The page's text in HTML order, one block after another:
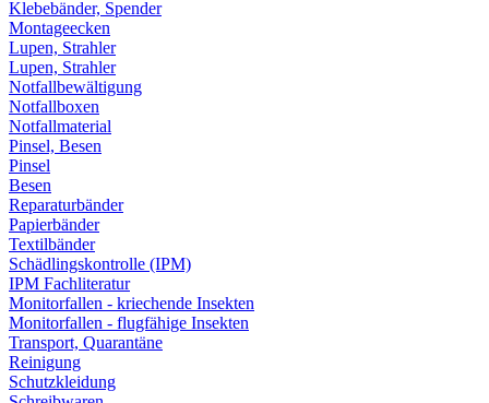
Klebebänder, Spender
Montageecken
Lupen, Strahler
Lupen, Strahler
Notfallbewältigung
Notfallboxen
Notfallmaterial
Pinsel, Besen
Pinsel
Besen
Reparaturbänder
Papierbänder
Textilbänder
Schädlingskontrolle (IPM)
IPM Fachliteratur
Monitorfallen - kriechende Insekten
Monitorfallen - flugfähige Insekten
Transport, Quarantäne
Reinigung
Schutzkleidung